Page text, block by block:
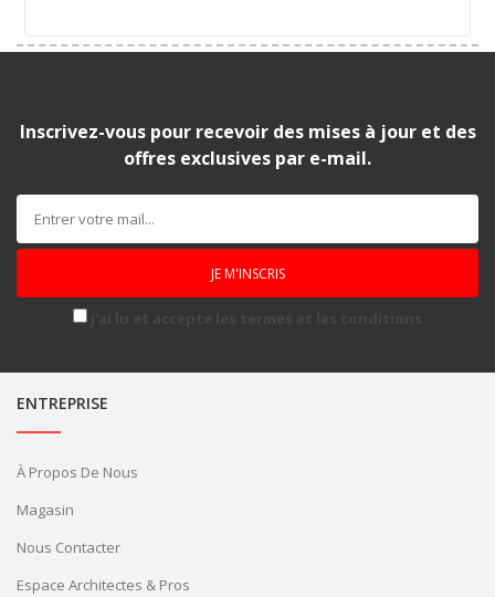
Inscrivez-vous pour recevoir des mises à jour et des
offres exclusives par e-mail.
ENTREPRISE
À Propos De Nous
Magasin
Nous Contacter
Espace Architectes & Pros